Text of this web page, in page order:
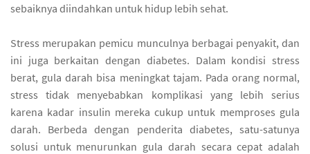
sebaiknya diindahkan untuk hidup lebih sehat.
Stress merupakan pemicu munculnya berbagai penyakit, dan
ini juga berkaitan dengan diabetes. Dalam kondisi stress
berat, gula darah bisa meningkat tajam. Pada orang normal,
stress tidak menyebabkan komplikasi yang lebih serius
karena kadar insulin mereka cukup untuk memproses gula
darah. Berbeda dengan penderita diabetes, satu-satunya
solusi untuk menurunkan gula darah secara cepat adalah